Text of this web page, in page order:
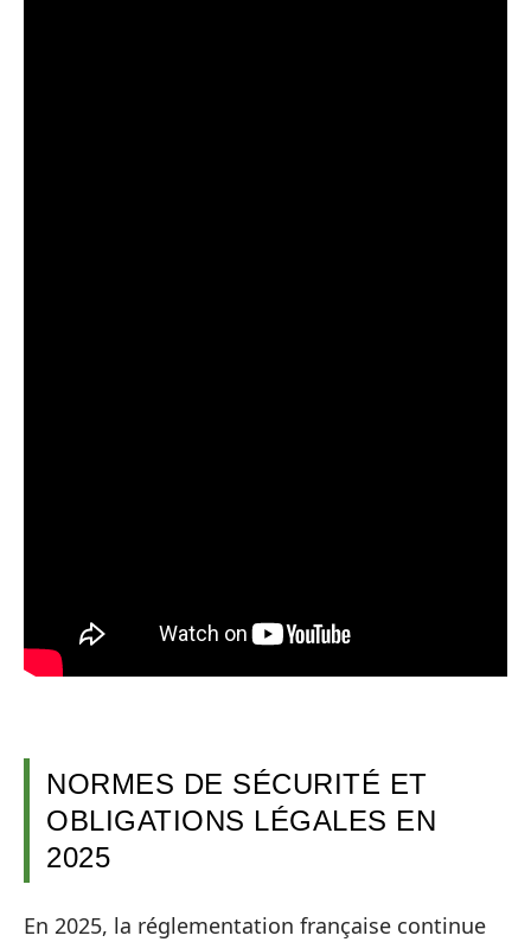
NORMES DE SÉCURITÉ ET
OBLIGATIONS LÉGALES EN
2025
En 2025, la réglementation française continue